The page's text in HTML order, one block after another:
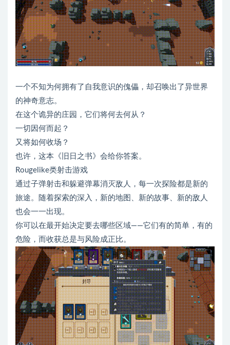
一个不知为何拥有了自我意识的傀儡，却召唤出了异世界
的神奇意志。
在这个诡异的庄园，它们将何去何从？
一切因何而起？
又将如何收场？
也许，这本《旧日之书》会给你答案。
Rougelike类射击游戏
通过子弹射击和躲避弹幕消灭敌人，每一次探险都是新的
旅途。随着探索的深入，新的地图、新的故事、新的敌人
也会一一出现。
你可以在最开始决定要去哪些区域——它们有的简单，有的
危险，而收获总是与风险成正比。